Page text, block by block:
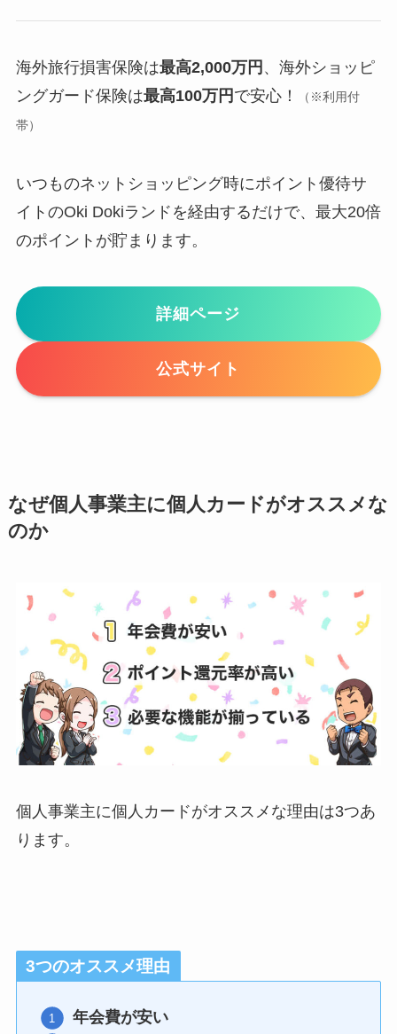
海外旅行損害保険は最高2,000万円 、海外ショッピ
ングガード保険は最高100万円 で安心！
（※利用付
帯）
いつものネットショッピング時にポイント優待サ
イトのOki Dokiランドを経由するだけで、最大20倍
のポイントが貯まります。
詳細ページ
公式サイト
なぜ個人事業主に個人カードがオススメな
のか
個人事業主に個人カードがオススメな理由は3つあ
ります。
3つのオススメ理由
年会費が安い